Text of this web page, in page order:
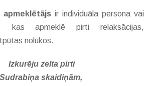
ir individuāla persona vai
kas apmeklē pirti relaksācijas,
nolūkos.
Izkurēju zelta pirti
Sudrabiņa skaidiņām,